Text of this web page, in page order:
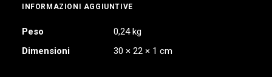
INFORMAZIONI AGGIUNTIVE
Peso
0,24 kg
Dimensioni
30 × 22 × 1 cm